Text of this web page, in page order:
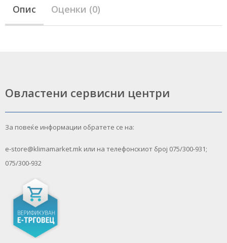
Опис Оценки (0)
Овластени сервисни центри
За повеќе информации обратете се на:
e-store@klimamarket.mk или на телефонскиот број 075/300-931;
075/300-932